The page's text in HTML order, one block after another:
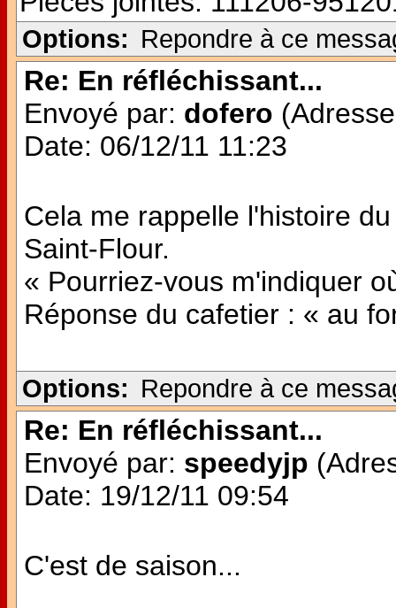
Options: Repondre à ce
Re: En réfléchissant...
Envoyé par: dofero
Date: 06/12/11 11:23
Cela me rappelle l'histoire
Saint-Flour.
« Pourriez-vous m'indiquer
Réponse du cafetier : « au
Options: Repondre à ce
Re: En réfléchissant...
Envoyé par: speedyjp
Date: 19/12/11 09:54
C'est de saison...